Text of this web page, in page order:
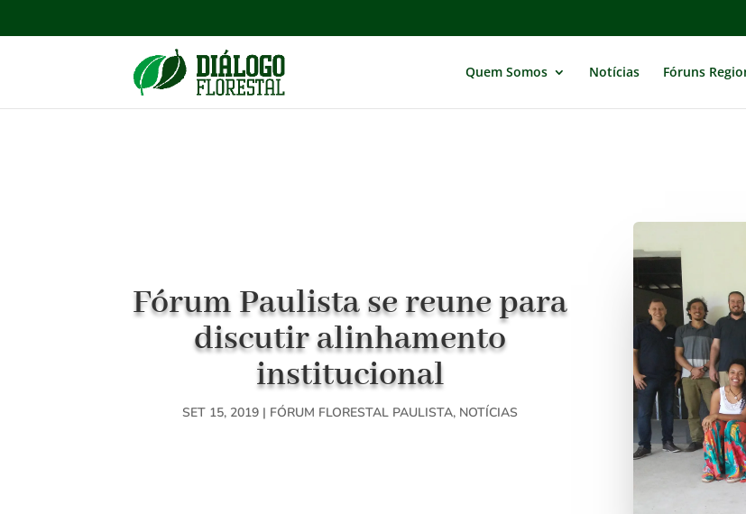
Quem Somos Notícias Fóruns
Fórum Paulista se reune para
discutir alinhamento
institucional
SET 15, 2019 | FÓRUM FLORESTAL PAULISTA, NOTÍCIAS